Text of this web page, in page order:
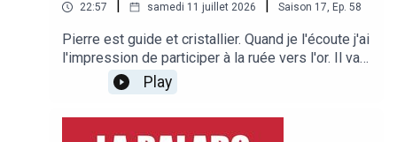
22:57 samedi 11 juillet 2026 Saison 17, Ep. 58
Pierre est guide et cristallier. Quand je l'écoute j'ai
l'impression de participer à la ruée vers l'or. Il va
être question de piolet d'Or, avec Frédéric, de
contrôle fiscal avec Olivier, de l'Aiguille de la
République et du château de Versailles avec
Bertrand. Bonne balado !
Play